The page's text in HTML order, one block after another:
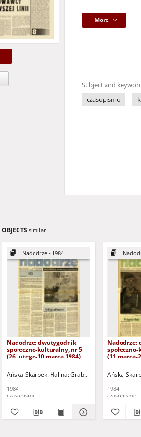
More
Subject and
czasopismo
OBJECTS similar
Nadodrze - 1984
Nadodrze: dwutygodnik
społeczno-kulturalny, nr 5
(26 lutego-10 marca 1984)
Ańska-Skarbek, Halina Grabowska, Lucyna
1984
czasopismo
Nadodrze:
(11 marca-
Ańska-
1984
czasopismo